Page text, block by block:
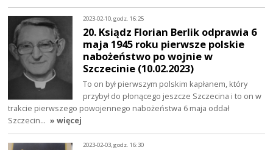
2023-02-10, godz. 16:25
20. Ksiądz Florian Berlik odprawia 6
maja 1945 roku pierwsze polskie
nabożeństwo po wojnie w
Szczecinie (10.02.2023)
To on był pierwszym polskim kapłanem, który
przybył do płonącego jeszcze Szczecina i to on w
trakcie pierwszego powojennego nabożeństwa 6 maja oddał
Szczecin… » więcej
2023-02-03, godz. 16:30